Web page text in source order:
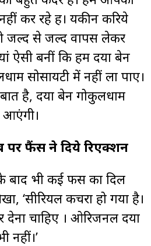
कर रहे हैं। यकीन करिये
जल्द से जल्द वापस लेकर
ऐसी बनीं कि हम दया बेन
सोसायटी में नहीं ला पाए।
है, दया बेन गोकुलधाम
पर फैंस ने दिये रिएक्शन
बाद भी कई फैंस का दिल
‘सीरियल कचरा हो गया है।
चाहिए । ओरिजनल दया
नहीं।’